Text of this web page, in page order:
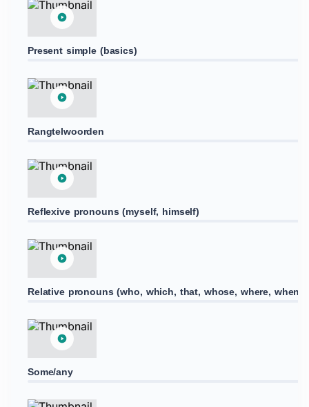
Present simple (basics)
Rangtelwoorden
Reflexive pronouns (myself, himself)
Relative pronouns (who, which, that, whose, where, when)
Some/any